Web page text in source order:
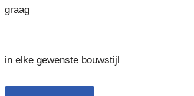
graag
in elke gewenste bouwstijl